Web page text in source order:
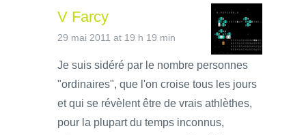
V Farcy
29 mai 2011 at 19 h 19 min
Je suis sidéré par le nombre personnes
"ordinaires", que l'on croise tous les jours
et qui se révèlent être de vrais athlèthes,
pour la plupart du temps inconnus,